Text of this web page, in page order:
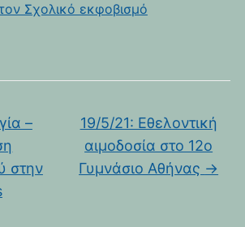
Σχολικό εκφοβισμό
–
στην
19/5/21: Εθελοντική
αιμοδοσία στο 12ο
Γυμνάσιο Αθήνας →